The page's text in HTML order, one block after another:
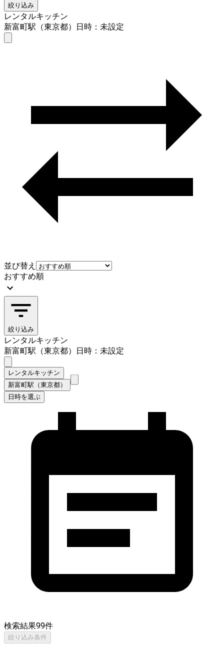
絞り込み
レンタルキッチン
新富町駅（東京都）
日時：未設定
並び替え
おすすめ順
絞り込み
レンタルキッチン
新富町駅（東京都）
日時：未設定
レンタルキッチン
新富町駅（東京都）
日時を選ぶ
検索結果99件
絞り込み条件